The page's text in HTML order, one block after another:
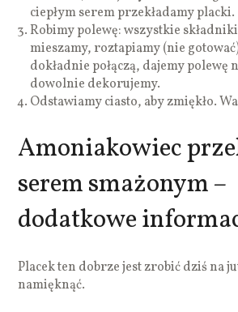
ciepłym serem przekładamy placki.
Robimy polewę: wszystkie
mieszamy, roztapiamy (nie
dokładnie połączą, dajemy polewę
dowolnie dekorujemy.
Odstawiamy ciasto, aby zmiękło.
Amoniakowiec
serem smażonym –
dodatkowe
Placek ten dobrze jest zrobić dziś na
namięknąć.